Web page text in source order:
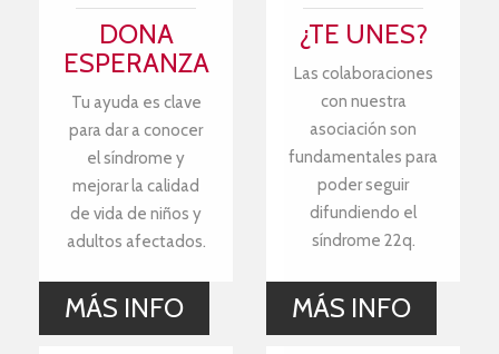
DONA
ESPERANZA
Tu ayuda es clave
para dar a conocer
el síndrome y
mejorar la calidad
de vida de niños y
adultos afectados.
MÁS INFO
¿TE UNES?
Las colaboraciones
con nuestra
asociación son
fundamentales para
poder seguir
difundiendo el
síndrome 22q.
MÁS INFO